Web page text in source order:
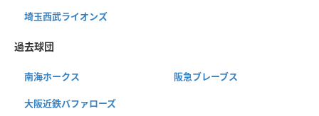
埼玉西武ライオンズ
過去球団
南海ホークス 阪急ブレーブス
大阪近鉄バファローズ